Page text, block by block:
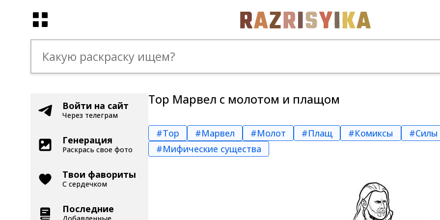
Войти на сайт
Через телеграм
Генерация
Раскрась свое фото
Твои фавориты
С сердечком
Последние
Тор Марвел с молотом и плащом
#Тор #Марвел #Молот #Плащ #Комиксы #Силы
#Мифические существа